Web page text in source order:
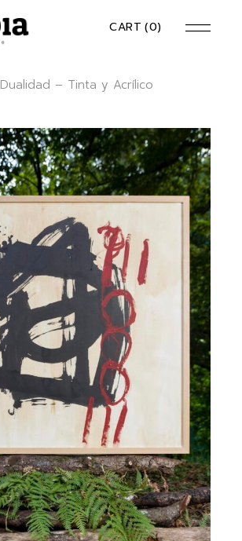
CART (0)
Dualidad – Tinta y Acrílico